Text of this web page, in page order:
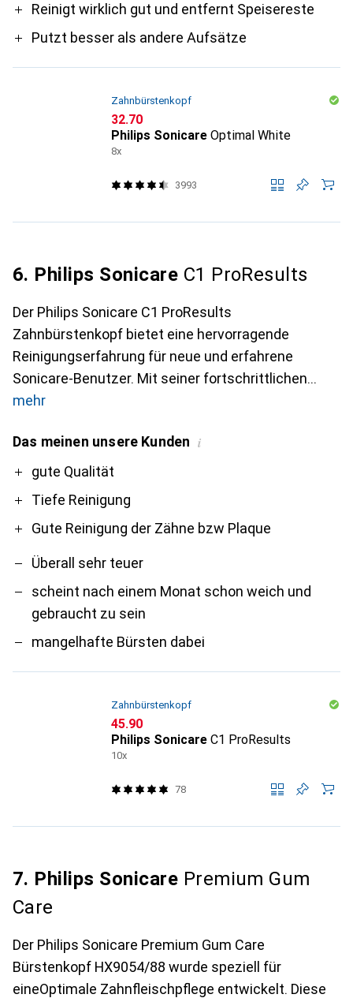
Reinigt wirklich gut und entfernt Speisereste
Putzt besser als andere Aufsätze
Zahnbürstenkopf
CHF
32.70
Philips Sonicare Optimal White
8x
3993
6. Philips Sonicare C1 ProResults
Der Philips Sonicare C1 ProResults
Zahnbürstenkopf bietet eine hervorragende
Reinigungserfahrung für neue und erfahrene
Sonicare-Benutzer. Mit seiner fortschrittlichen
mehr
Das meinen unsere Kunden i
Progute Qualität
Tiefe Reinigung
Gute Reinigung der Zähne bzw Plaque
Contra
Überall sehr teuer
scheint nach einem Monat schon weich und
gebraucht zu sein
mangelhafte Bürsten dabei
Zahnbürstenkopf
CHF
45.90
Philips Sonicare C1 ProResults
10x
78
7. Philips Sonicare Premium Gum
Care
Der Philips Sonicare Premium Gum Care
Bürstenkopf HX9054/88 wurde speziell für
eineOptimale Zahnfleischpflege entwickelt. Diese